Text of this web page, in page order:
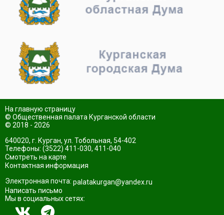
На главную страницу
© Общественная палата Курганской области
© 2018 - 2026
640020, г. Курган, ул. Тобольная, 54-402
Телефоны: (3522) 411-030, 411-040
Смотреть на карте
Контактная информация
Электронная почта: palatakurgan@yandex.ru
Написать письмо
Мы в социальных сетях: